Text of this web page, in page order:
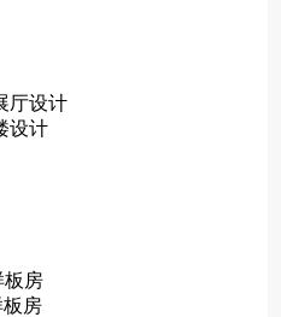
厅设计
设计
板房
房